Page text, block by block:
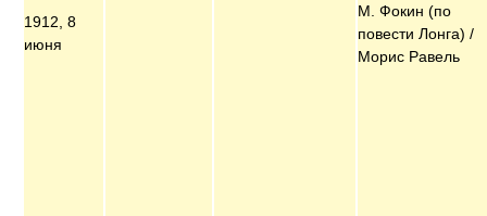
1912, 8
июня
М. Фокин (по
повести Лонга) /
Морис Равель